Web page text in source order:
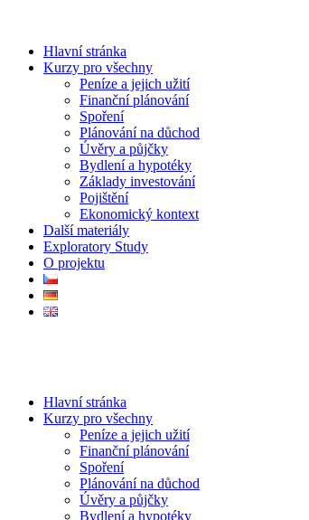
Hlavní stránka
Kurzy pro všechny
Peníze a jejich užití
Finanční plánování
Spoření
Plánování na důchod
Úvěry a půjčky
Bydlení a hypotéky
Základy investování
Pojištění
Ekonomický kontext
Další materiály
Exploratory Study
O projektu
Hlavní stránka
Kurzy pro všechny
Peníze a jejich užití
Finanční plánování
Spoření
Plánování na důchod
Úvěry a půjčky
Bydlení a hypotéky